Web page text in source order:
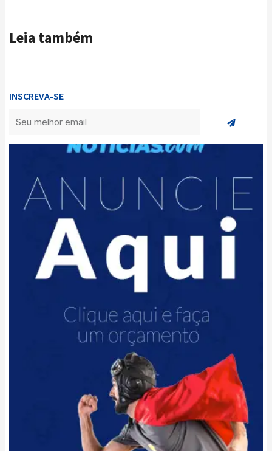
Leia também
INSCREVA-SE